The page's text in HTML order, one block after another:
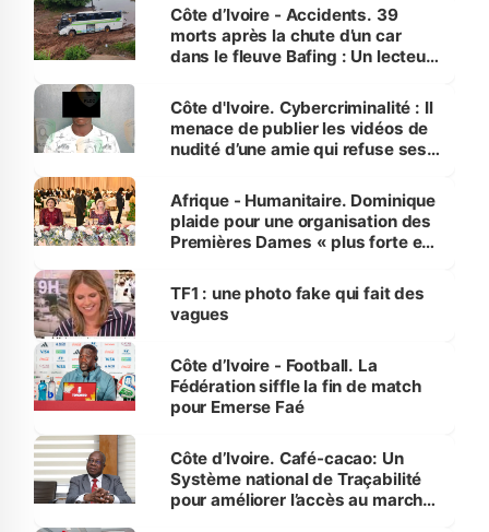
Côte d’Ivoire - Accidents. 39
morts après la chute d’un car
dans le fleuve Bafing : Un lecteur
des Transports
Côte d'Ivoire. Cybercriminalité : Il
menace de publier les vidéos de
nudité d’une amie qui refuse ses
Afrique - Humanitaire. Dominique
plaide pour une organisation des
Premières Dames « plus forte et
sur la scène internationale »
TF1 : une photo fake qui fait des
vagues
Côte d’Ivoire - Football. La
Fédération siffle la fin de match
pour Emerse Faé
Côte d’Ivoire. Café-cacao: Un
Système national de Traçabilité
pour améliorer l’accès au marché